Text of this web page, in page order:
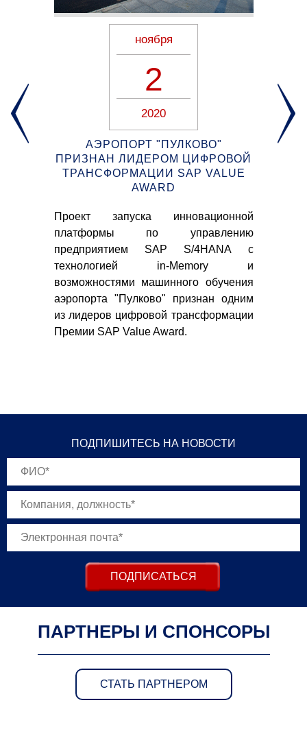
ноября
2
2020
АЭРОПОРТ "ПУЛКОВО"
ПРИЗНАН ЛИДЕРОМ ЦИФРОВОЙ
ТРАНСФОРМАЦИИ SAP VALUE
AWARD
Проект запуска инновационной
платформы по управлению
предприятием SAP S/4HANA с
технологией in-Memory и
возможностями машинного обучения
аэропорта "Пулково" признан одним
из лидеров цифровой трансформации
Премии SAP Value Award.
ПОДПИШИТЕСЬ НА НОВОСТИ
ПОДПИСАТЬСЯ
ПАРТНЕРЫ И СПОНСОРЫ
СТАТЬ ПАРТНЕРОМ